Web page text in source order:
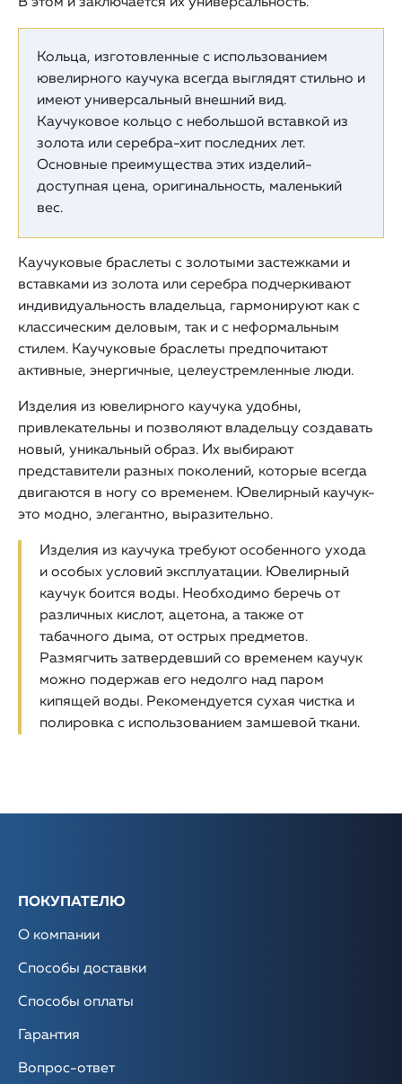
Кольца, изготовленные с использованием
ювелирного каучука всегда выглядят стильно и
имеют универсальный внешний вид.
Каучуковое кольцо с небольшой вставкой из
золота или серебра-хит последних лет.
Основные преимущества этих изделий-
доступная цена, оригинальность, маленький
вес.
Каучуковые браслеты с золотыми застежками и
вставками из золота или серебра подчеркивают
индивидуальность владельца, гармонируют как с
классическим деловым, так и с неформальным
стилем. Каучуковые браслеты предпочитают
активные, энергичные, целеустремленные люди.
Изделия из ювелирного каучука удобны,
привлекательны и позволяют владельцу создавать
новый, уникальный образ. Их выбирают
представители разных поколений, которые всегда
двигаются в ногу со временем. Ювелирный каучук-
это модно, элегантно, выразительно.
Изделия из каучука требуют особенного ухода
и особых условий эксплуатации. Ювелирный
каучук боится воды. Необходимо беречь от
различных кислот, ацетона, а также от
табачного дыма, от острых предметов.
Размягчить затвердевший со временем каучук
можно подержав его недолго над паром
кипящей воды. Рекомендуется сухая чистка и
полировка с использованием замшевой ткани.
ПОКУПАТЕЛЮ
О компании
Способы доставки
Способы оплаты
Гарантия
Вопрос-ответ